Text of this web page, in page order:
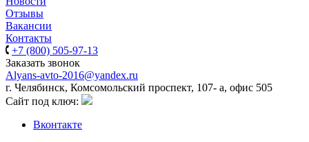
Отзывы
Вакансии
Контакты
+7 (800) 505-97-13
Заказать звонок
Alyans-avto-2016@yandex.ru
г. Челябинск, Комсомольский проспект, 107- а, офис 505
Сайт под ключ:
Вконтакте